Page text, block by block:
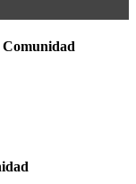
Comunidad